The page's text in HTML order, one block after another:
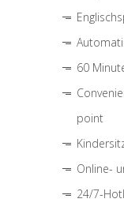
60
point
Online-
24/7-